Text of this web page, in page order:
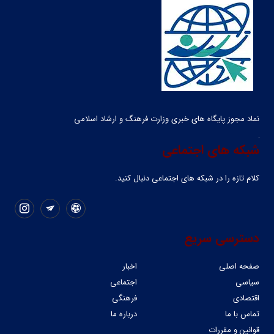
نماد مجوز پایگاه های خبری وزارت فرهنگ و ارشاد اسلامی
شبکه های اجتماعی
کلام تازه را در شبکه ‌های اجتماعی دنبال کنید.
دسترسی سریع
صفحه اصلی
اخبار
سیاسی
اجتماعی
اقتصادی
فرهنگی
تماس با ما
درباره ما
قوانین و مقررات